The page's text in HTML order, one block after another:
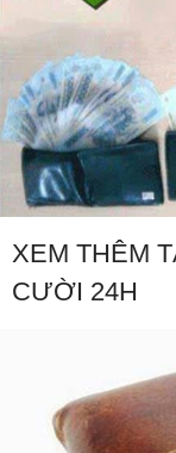
XEM THÊM
CƯỜI 24H